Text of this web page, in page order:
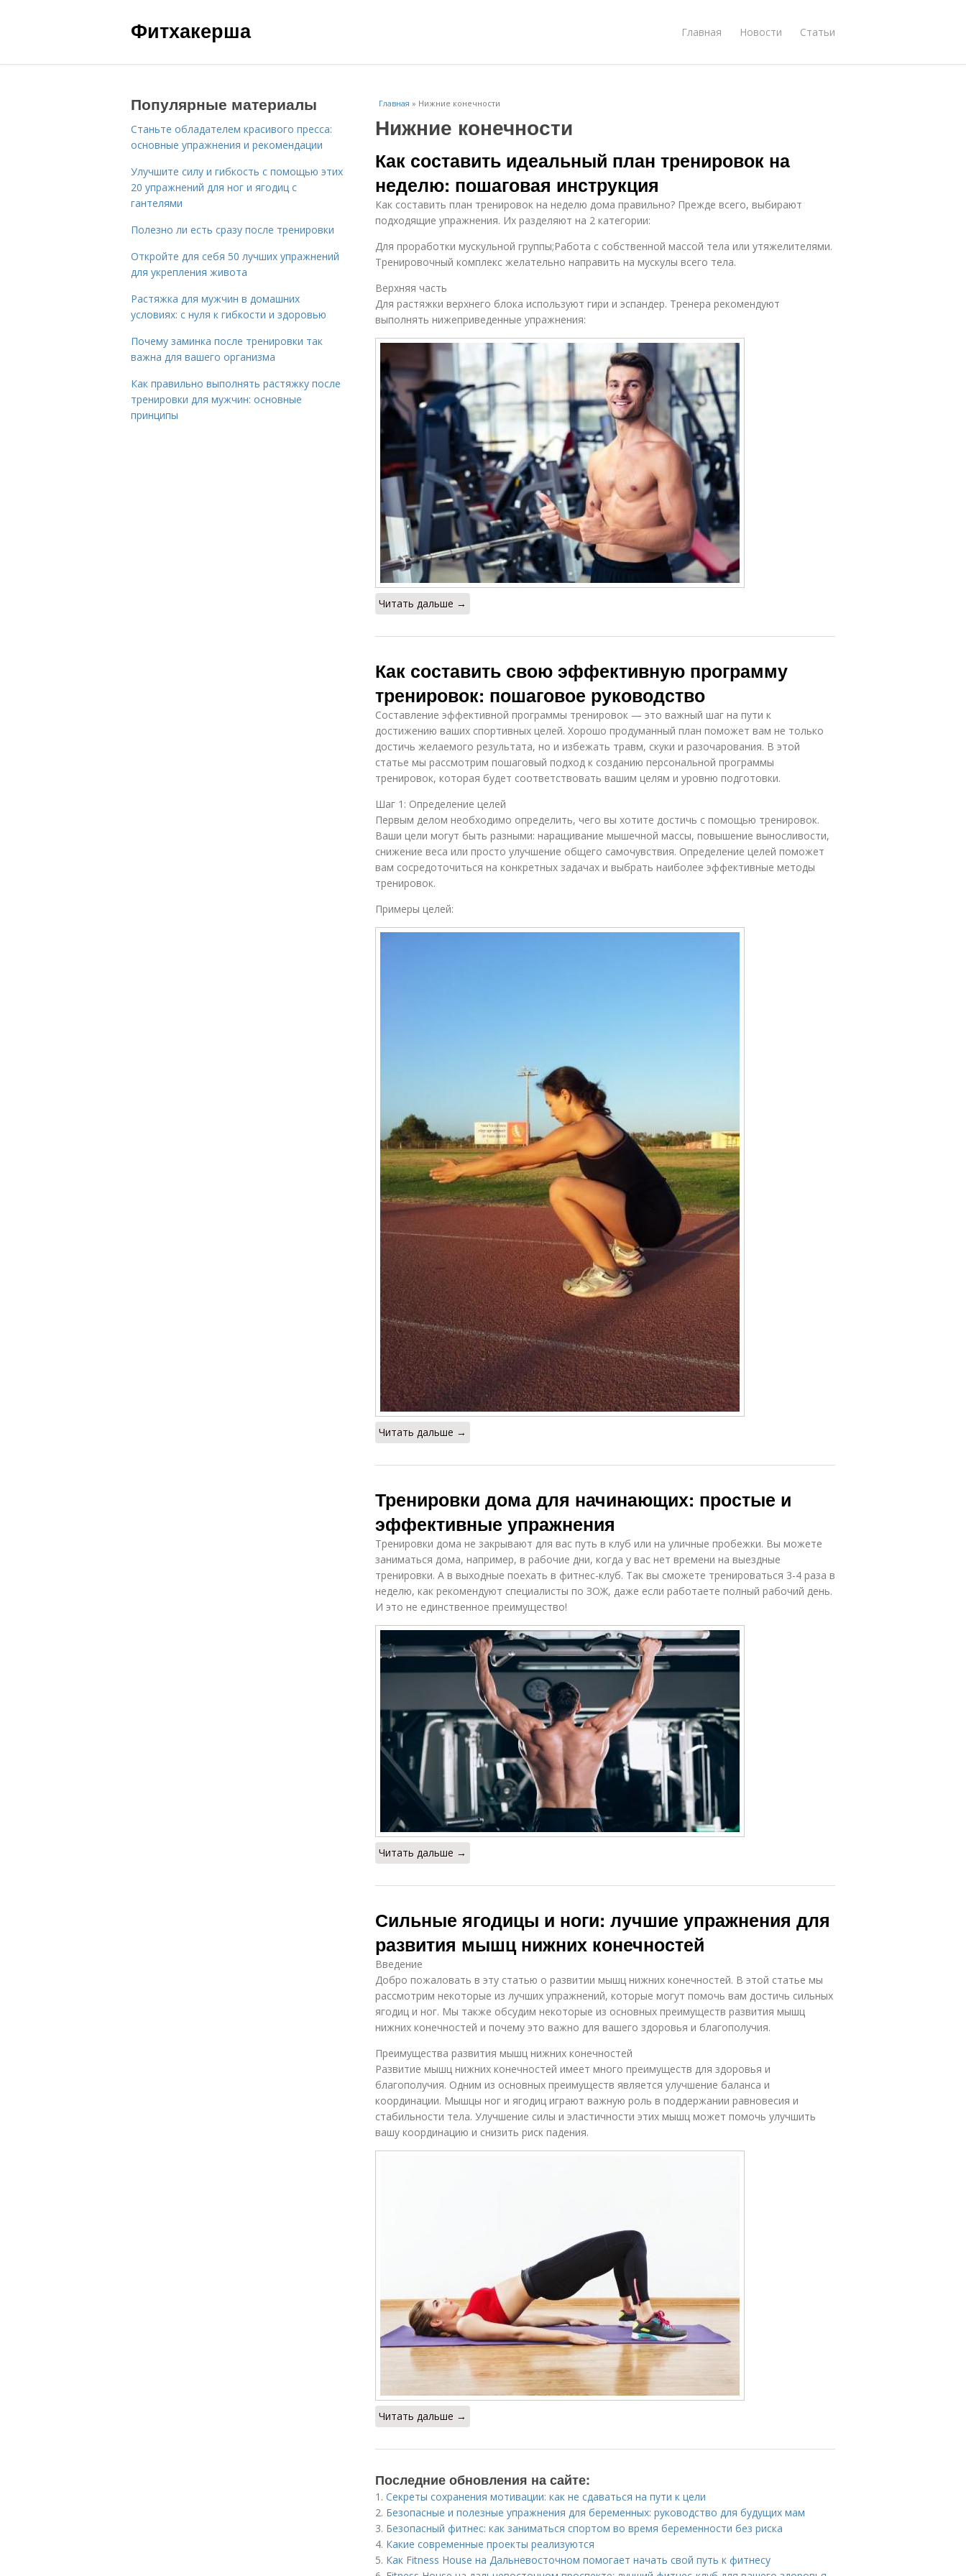
Фитхакерша Главная Новости Статьи
Главная » Нижние конечности
Нижние конечности
Как составить идеальный план тренировок на
неделю: пошаговая инструкция
Как составить план тренировок на неделю дома правильно? Прежде всего, выбирают
подходящие упражнения. Их разделяют на 2 категории:
Для проработки мускульной группы;Работа с собственной массой тела или утяжелителями.
Тренировочный комплекс желательно направить на мускулы всего тела.
Верхняя часть
Для растяжки верхнего блока используют гири и эспандер. Тренера рекомендуют
выполнять нижеприведенные упражнения:
Читать дальше →
Как составить свою эффективную программу
тренировок: пошаговое руководство
Составление эффективной программы тренировок — это важный шаг на пути к
достижению ваших спортивных целей. Хорошо продуманный план поможет вам не только
достичь желаемого результата, но и избежать травм, скуки и разочарования. В этой
статье мы рассмотрим пошаговый подход к созданию персональной программы
тренировок, которая будет соответствовать вашим целям и уровню подготовки.
Шаг 1: Определение целей
Первым делом необходимо определить, чего вы хотите достичь с помощью тренировок.
Ваши цели могут быть разными: наращивание мышечной массы, повышение выносливости,
снижение веса или просто улучшение общего самочувствия. Определение целей поможет
вам сосредоточиться на конкретных задачах и выбрать наиболее эффективные методы
тренировок.
Примеры целей:
Читать дальше →
Тренировки дома для начинающих: простые и
эффективные упражнения
Тренировки дома не закрывают для вас путь в клуб или на уличные пробежки. Вы можете
заниматься дома, например, в рабочие дни, когда у вас нет времени на выездные
тренировки. А в выходные поехать в фитнес-клуб. Так вы сможете тренироваться 3-4 раза в
неделю, как рекомендуют специалисты по ЗОЖ, даже если работаете полный рабочий день.
И это не единственное преимущество!
Читать дальше →
Сильные ягодицы и ноги: лучшие упражнения для
развития мышц нижних конечностей
Введение
Добро пожаловать в эту статью о развитии мышц нижних конечностей. В этой статье мы
рассмотрим некоторые из лучших упражнений, которые могут помочь вам достичь сильных
ягодиц и ног. Мы также обсудим некоторые из основных преимуществ развития мышц
нижних конечностей и почему это важно для вашего здоровья и благополучия.
Преимущества развития мышц нижних конечностей
Развитие мышц нижних конечностей имеет много преимуществ для здоровья и
благополучия. Одним из основных преимуществ является улучшение баланса и
координации. Мышцы ног и ягодиц играют важную роль в поддержании равновесия и
стабильности тела. Улучшение силы и эластичности этих мышц может помочь улучшить
вашу координацию и снизить риск падения.
Читать дальше →
Последние обновления на сайте:
1. Секреты сохранения мотивации: как не сдаваться на пути к цели
2. Безопасные и полезные упражнения для беременных: руководство для будущих мам
3. Безопасный фитнес: как заниматься спортом во время беременности без риска
4. Какие современные проекты реализуются
5. Как Fitness House на Дальневосточном помогает начать свой путь к фитнесу
Популярные материалы
Станьте обладателем красивого пресса:
основные упражнения и рекомендации
Улучшите силу и гибкость с помощью этих
20 упражнений для ног и ягодиц с
гантелями
Полезно ли есть сразу после тренировки
Откройте для себя 50 лучших упражнений
для укрепления живота
Растяжка для мужчин в домашних
условиях: с нуля к гибкости и здоровью
Почему заминка после тренировки так
важна для вашего организма
Как правильно выполнять растяжку после
тренировки для мужчин: основные
принципы